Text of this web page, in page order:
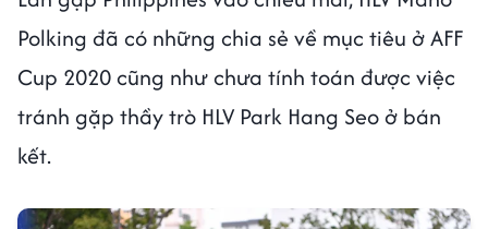
Polking đã có những chia sẻ về mục tiêu ở AFF
Cup 2020 cũng như chưa tính toán được việc
tránh gặp thầy trò HLV Park Hang Seo ở bán
kết.